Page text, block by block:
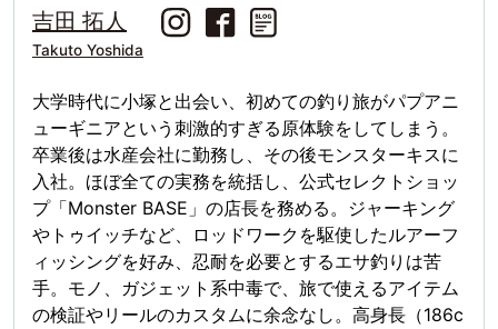
吉田 拓人
Takuto Yoshida
大学時代に小塚と出会い、初めての釣り旅がパプアニ
ューギニアという刺激的すぎる原体験をしてしまう。
卒業後は水産会社に勤務し、その後モンスターキスに
入社。ほぼ全ての実務を統括し、公式セレクトショッ
プ「Monster BASE」の店長を務める。ジャーキング
やトゥイッチなど、ロッドワークを駆使したルアーフ
ィッシングを好み、忍耐を必要とするエサ釣りは苦
手。モノ、ガジェット系中毒で、旅で使えるアイテム
の検証やリールのカスタムに余念なし。高身長（186c